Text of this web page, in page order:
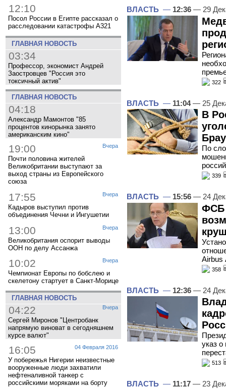
12:10
Посол России в Египте рассказал о
расследовании катастрофы A321
ГЛАВНАЯ НОВОСТЬ
03:34
Профессор, экономист Андрей
Заостровцев "Россия это
токсичный актив"
ГЛАВНАЯ НОВОСТЬ
04:18
Александр Мамонтов "85
процентов кинорынка занято
американским кино"
Вчера
19:00
Почти половина жителей
Великобритании выступают за
выход страны из Европейского
союза
Вчера
17:55
Кадыров выступил против
объединения Чечни и Ингушетии
Вчера
13:00
Великобритания оспорит выводы
ООН по делу Ассанжа
Вчера
10:02
Чемпионат Европы по бобслею и
скелетону стартует в Санкт-Морице
ГЛАВНАЯ НОВОСТЬ
Вчера
04:22
Сергей Миронов "Центробанк
напрямую виноват в сегодняшнем
курсе валют"
04 Февраля 2016
16:05
У побережья Нигерии неизвестные
вооруженные люди захватили
нефтеналивной танкер с
российскими моряками на борту
ВЛАСТЬ — 12:36 — 29
322
ВЛАСТЬ — 11:04— 25
В
По
339
ВЛАСТЬ — 15:56 — 24
ФСБ
Airbus
358
ВЛАСТЬ — 12:36 — 24
указ
513
ВЛАСТЬ — 11:17 — 23